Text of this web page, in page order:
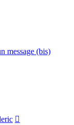
message (bis)